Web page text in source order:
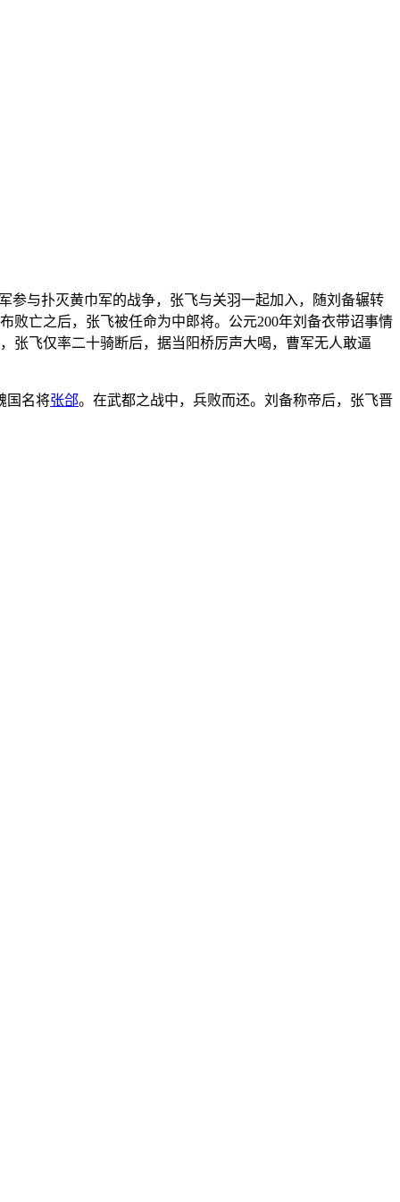
参与扑灭黄巾军的战争，张飞与关羽一起加入，随刘备辗转
败亡之后，张飞被任命为中郎将。公元200年刘备衣带诏事情
张飞仅率二十骑断后，据当阳桥厉声大喝，曹军无人敢逼
国名将张郃。在武都之战中，兵败而还。刘备称帝后，张飞晋